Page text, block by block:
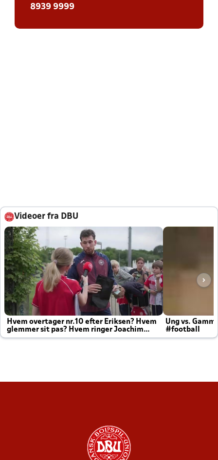
8939 9999
Videoer fra DBU
Hvem overtager nr.10 efter Eriksen? Hvem
glemmer sit pas? Hvem ringer Joachim
altid til efter kampe?
Ung vs.
#football